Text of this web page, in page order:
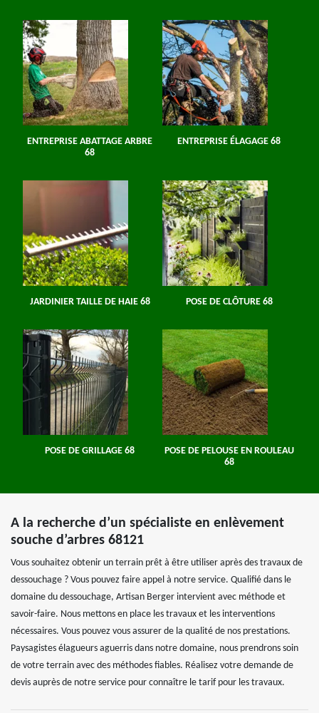
ENTREPRISE ABATTAGE ARBRE
68
ENTREPRISE ÉLAGAGE 68
JARDINIER TAILLE DE HAIE 68 POSE DE CLÔTURE 68
POSE DE GRILLAGE 68
POSE DE PELOUSE EN ROULEAU
68
A la recherche d’un spécialiste en enlèvement
souche d’arbres 68121
Vous souhaitez obtenir un terrain prêt à être utiliser après des travaux de
dessouchage ? Vous pouvez faire appel à notre service. Qualifié dans le
domaine du dessouchage, Artisan Berger intervient avec méthode et
savoir-faire. Nous mettons en place les travaux et les interventions
nécessaires. Vous pouvez vous assurer de la qualité de nos prestations.
Paysagistes élagueurs aguerris dans notre domaine, nous prendrons soin
de votre terrain avec des méthodes fiables. Réalisez votre demande de
devis auprès de notre service pour connaître le tarif pour les travaux.